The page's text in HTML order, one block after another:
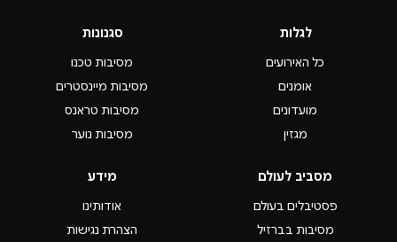
לגלות
כל האירועים
אומנים
מועדונים
מגזין
סגנונות
מסיבות טכנו
מסיבות מיינסטרים
מסיבות טראנס
מסיבות נוער
מסביב לעולם
פסטיבלים בעולם
מסיבות בברזיל
מידע
אודותינו
הצהרת נגישות